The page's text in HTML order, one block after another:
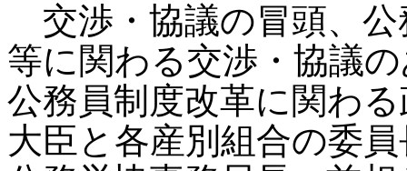
交渉・協議の冒頭、公
等に関わる交渉・協議
公務員制度改革に関わ
大臣と各産別組合の委